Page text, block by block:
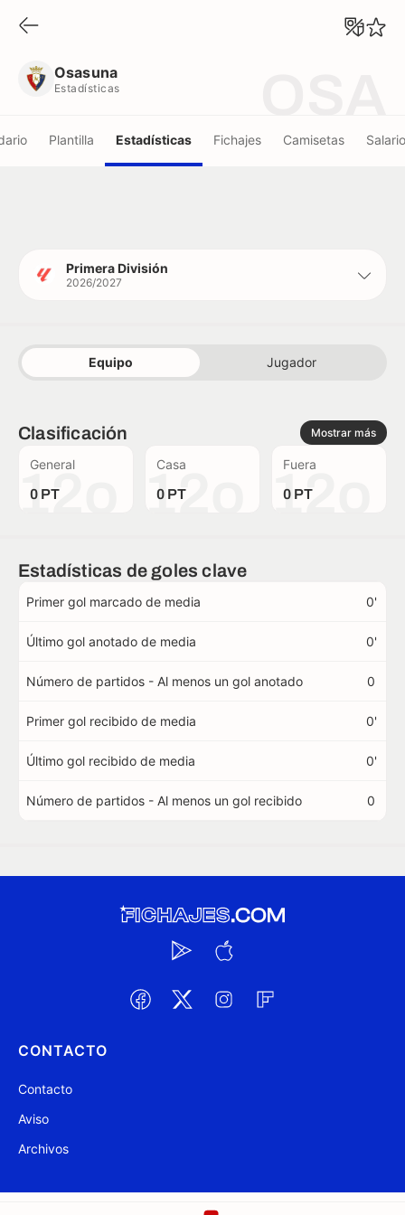
Osasuna
Estadísticas
Plantilla Estadísticas Fichajes Camisetas
Primera División
2026/2027
Equipo Jugador
Clasificación Mostrar más
General
0 PT
12o
Casa
0 PT
12o
Fuera
0 PT
12o
Estadísticas de goles clave
Primer gol marcado de media 0'
Último gol anotado de media 0'
Número de partidos - Al menos un gol anotado 0
Primer gol recibido de media 0'
Último gol recibido de media 0'
Número de partidos - Al menos un gol recibido 0
CONTACTO
Contacto
Aviso
Archivos